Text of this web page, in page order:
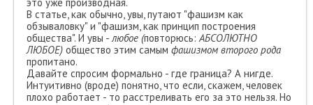
В статье, как обычно, увы, путают "фашизм как
обзываловку" и "фашизм, как принцип построения
общества". И увы -любое (повторюсь:АБСОЛЮТНО
ЛЮБОЕ) общество этим самым фашизмом второго рода
пропитано.
Давайте спросим формально - где граница? А нигде.
Интуитивно (вроде) понятно, что если, скажем, человек
плохо работает - то расстреливать его за это нельзя. Но